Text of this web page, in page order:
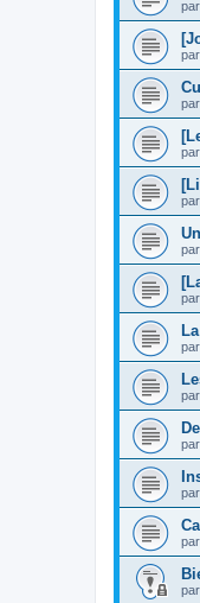
par
par
par
par
par
par
par
par
par
par
par
par
par